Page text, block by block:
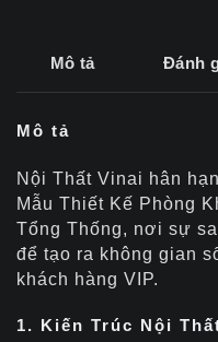
Mô tả Đánh
Mô tả
Nội Thất Vinai hân
Mẫu Thiết Kế Phòng
Tổng Thống, nơi sự
để tạo ra không gian
khách hàng VIP.
1. Kiến Trúc Nội